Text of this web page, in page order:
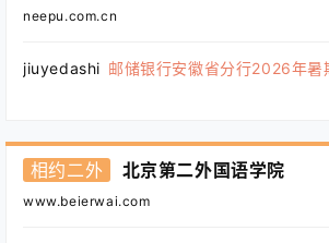
neepu.com.cn
jiuyedashi 邮储银行安徽省分行2026年暑
相约二外 北京第二外国语学院
www.beierwai.com